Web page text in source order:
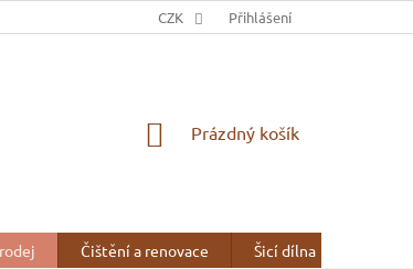
OCHRANA OSOBNÍCH ÚDAJŮ
CZK Přihlášení
NÁKUPNÍ
Prázdný košík
Čištění a renovace Šicí dílna